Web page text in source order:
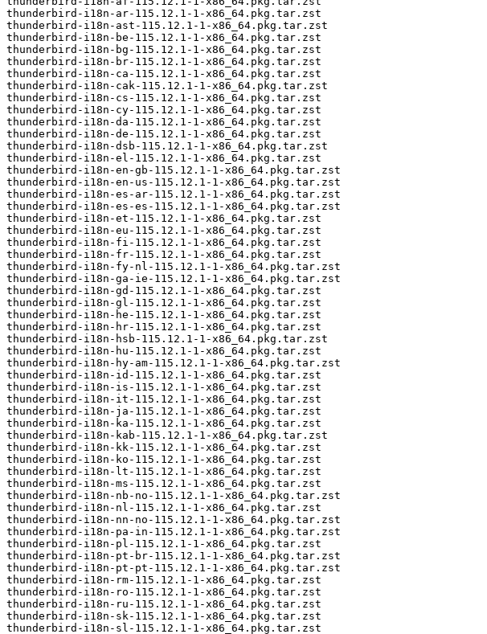
thunderbird-i18n-ar-115.12.1-1-x86_64.pkg.tar.zst
thunderbird-i18n-ast-115.12.1-1-x86_64.pkg.tar.zst
thunderbird-i18n-be-115.12.1-1-x86_64.pkg.tar.zst
thunderbird-i18n-bg-115.12.1-1-x86_64.pkg.tar.zst
thunderbird-i18n-br-115.12.1-1-x86_64.pkg.tar.zst
thunderbird-i18n-ca-115.12.1-1-x86_64.pkg.tar.zst
thunderbird-i18n-cak-115.12.1-1-x86_64.pkg.tar.zst
thunderbird-i18n-cs-115.12.1-1-x86_64.pkg.tar.zst
thunderbird-i18n-cy-115.12.1-1-x86_64.pkg.tar.zst
thunderbird-i18n-da-115.12.1-1-x86_64.pkg.tar.zst
thunderbird-i18n-de-115.12.1-1-x86_64.pkg.tar.zst
thunderbird-i18n-dsb-115.12.1-1-x86_64.pkg.tar.zst
thunderbird-i18n-el-115.12.1-1-x86_64.pkg.tar.zst
thunderbird-i18n-en-gb-115.12.1-1-x86_64.pkg.tar.zst
thunderbird-i18n-en-us-115.12.1-1-x86_64.pkg.tar.zst
thunderbird-i18n-es-ar-115.12.1-1-x86_64.pkg.tar.zst
thunderbird-i18n-es-es-115.12.1-1-x86_64.pkg.tar.zst
thunderbird-i18n-et-115.12.1-1-x86_64.pkg.tar.zst
thunderbird-i18n-eu-115.12.1-1-x86_64.pkg.tar.zst
thunderbird-i18n-fi-115.12.1-1-x86_64.pkg.tar.zst
thunderbird-i18n-fr-115.12.1-1-x86_64.pkg.tar.zst
thunderbird-i18n-fy-nl-115.12.1-1-x86_64.pkg.tar.zst
thunderbird-i18n-ga-ie-115.12.1-1-x86_64.pkg.tar.zst
thunderbird-i18n-gd-115.12.1-1-x86_64.pkg.tar.zst
thunderbird-i18n-gl-115.12.1-1-x86_64.pkg.tar.zst
thunderbird-i18n-he-115.12.1-1-x86_64.pkg.tar.zst
thunderbird-i18n-hr-115.12.1-1-x86_64.pkg.tar.zst
thunderbird-i18n-hsb-115.12.1-1-x86_64.pkg.tar.zst
thunderbird-i18n-hu-115.12.1-1-x86_64.pkg.tar.zst
thunderbird-i18n-hy-am-115.12.1-1-x86_64.pkg.tar.zst
thunderbird-i18n-id-115.12.1-1-x86_64.pkg.tar.zst
thunderbird-i18n-is-115.12.1-1-x86_64.pkg.tar.zst
thunderbird-i18n-it-115.12.1-1-x86_64.pkg.tar.zst
thunderbird-i18n-ja-115.12.1-1-x86_64.pkg.tar.zst
thunderbird-i18n-ka-115.12.1-1-x86_64.pkg.tar.zst
thunderbird-i18n-kab-115.12.1-1-x86_64.pkg.tar.zst
thunderbird-i18n-kk-115.12.1-1-x86_64.pkg.tar.zst
thunderbird-i18n-ko-115.12.1-1-x86_64.pkg.tar.zst
thunderbird-i18n-lt-115.12.1-1-x86_64.pkg.tar.zst
thunderbird-i18n-ms-115.12.1-1-x86_64.pkg.tar.zst
thunderbird-i18n-nb-no-115.12.1-1-x86_64.pkg.tar.zst
thunderbird-i18n-nl-115.12.1-1-x86_64.pkg.tar.zst
thunderbird-i18n-nn-no-115.12.1-1-x86_64.pkg.tar.zst
thunderbird-i18n-pa-in-115.12.1-1-x86_64.pkg.tar.zst
thunderbird-i18n-pl-115.12.1-1-x86_64.pkg.tar.zst
thunderbird-i18n-pt-br-115.12.1-1-x86_64.pkg.tar.zst
thunderbird-i18n-pt-pt-115.12.1-1-x86_64.pkg.tar.zst
thunderbird-i18n-rm-115.12.1-1-x86_64.pkg.tar.zst
thunderbird-i18n-ro-115.12.1-1-x86_64.pkg.tar.zst
thunderbird-i18n-ru-115.12.1-1-x86_64.pkg.tar.zst
thunderbird-i18n-sk-115.12.1-1-x86_64.pkg.tar.zst
thunderbird-i18n-sl-115.12.1-1-x86_64.pkg.tar.zst